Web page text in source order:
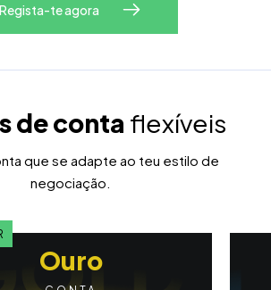
Regista-te agora
de conta flexíveis
que se adapte ao teu estilo de
negociação.
Ouro